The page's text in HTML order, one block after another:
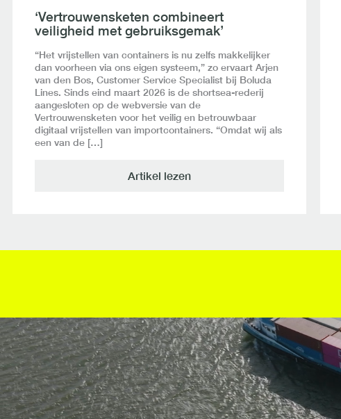
‘Vertrouwensketen combineert
veiligheid met gebruiksgemak’
“Het vrijstellen van containers is nu zelfs makkelijker
dan voorheen via ons eigen systeem,” zo ervaart Arjen
van den Bos, Customer Service Specialist bij Boluda
Lines. Sinds eind maart 2026 is de shortsea-rederij
aangesloten op de webversie van de
Vertrouwensketen voor het veilig en betrouwbaar
digitaal vrijstellen van importcontainers. “Omdat wij als
een van de […]
Artikel lezen